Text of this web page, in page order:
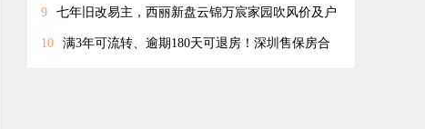
业身影
9 七年旧改易主，西丽新盘云锦万宸家园吹风价及户
型曝光!
10 满3年可流转、逾期180天可退房！深圳售保房合